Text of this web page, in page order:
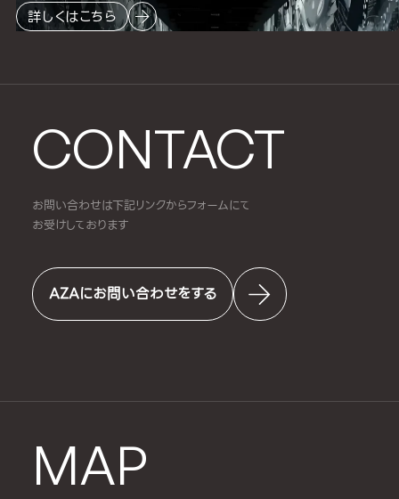
CONTACT
お問い合わせは下記リンクからフォームにて
お受けしております
AZAにお問い合わせをする
MAP
詳しくはこちら